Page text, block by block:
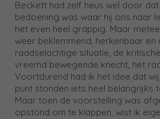
Beckett had zelf heus wel door
bedoening was waar hij ons naar
het even heel grappig. Maar
weer beklemmend, herkenbaar en
raadselachtige situatie, de
vreemd bewegende knecht, het
Voortdurend had ik het idee dat
punt stonden iets heel belangrijks
Maar toen de voorstelling was
opstond om te klappen, wist ik